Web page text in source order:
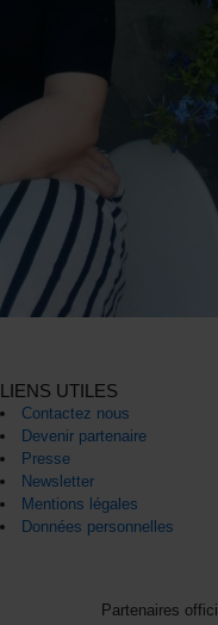
LIENS UTILES
Contactez nous
Devenir partenaire
Presse
Newsletter
Mentions légales
Données personnelles
Partenaires